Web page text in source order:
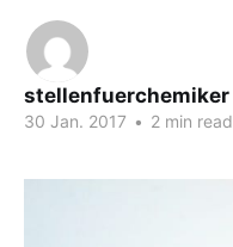
stellenfuerchemiker
30 Jan. 2017 • 2 min read